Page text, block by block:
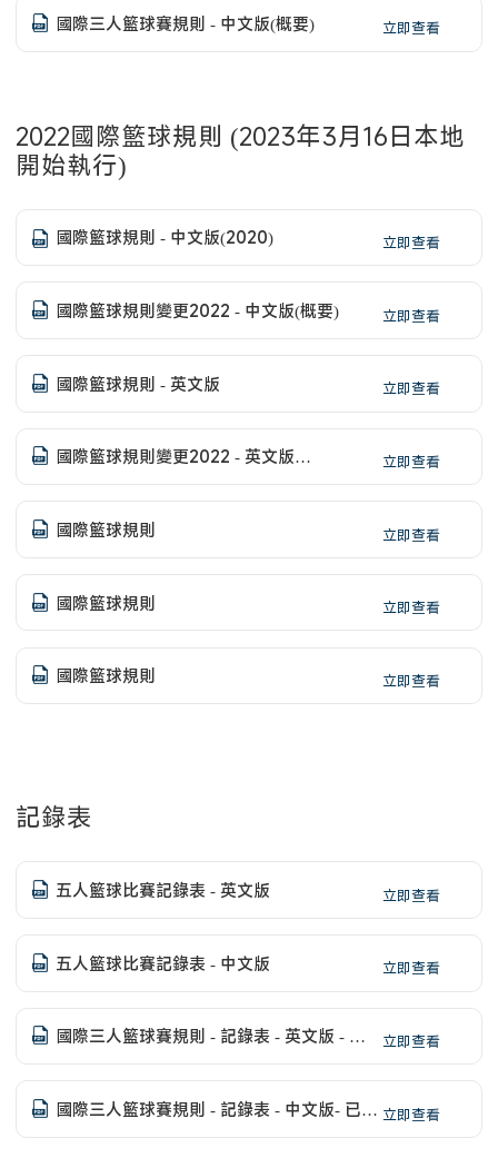
國際三人籃球賽規則 - 中文版(概要) 立即查看
2022國際籃球規則 (2023年3月16日本地
開始執行)
國際籃球規則 - 中文版(2020) 立即查看
國際籃球規則變更2022 - 中文版(概要) 立即查看
國際籃球規則 - 英文版 立即查看
國際籃球規則變更2022 - 英文版
(Interpretations)
立即查看
國際籃球規則 立即查看
國際籃球規則 立即查看
國際籃球規則 立即查看
記錄表
五人籃球比賽記錄表 - 英文版 立即查看
五人籃球比賽記錄表 - 中文版 立即查看
國際三人籃球賽規則 - 記錄表 - 英文版 - 已
更新
立即查看
國際三人籃球賽規則 - 記錄表 - 中文版- 已更
新
立即查看